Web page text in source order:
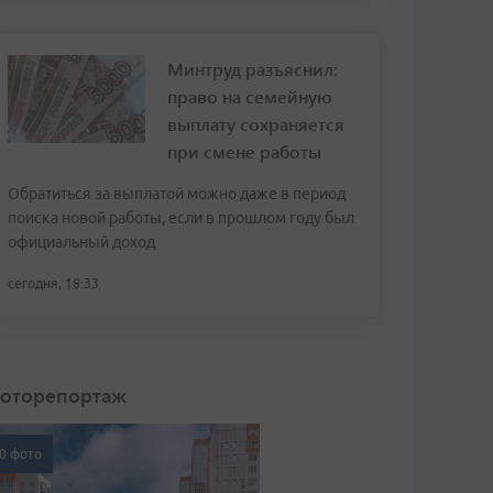
Минтруд разъяснил:
право на семейную
выплату сохраняется
при смене работы
Обратиться за выплатой можно даже в период
поиска новой работы, если в прошлом году был
официальный доход
сегодня, 18:33
фото